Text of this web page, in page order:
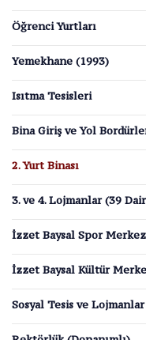
Öğrenci Yurtları
Yemekhane (1993)
Isıtma Tesisleri
Bina Giriş ve Yol
2. Yurt Binası
3. ve 4. Lojmanlar (39
İzzet Baysal Spor
İzzet Baysal Kültür
Sosyal Tesis ve Lojmanlar